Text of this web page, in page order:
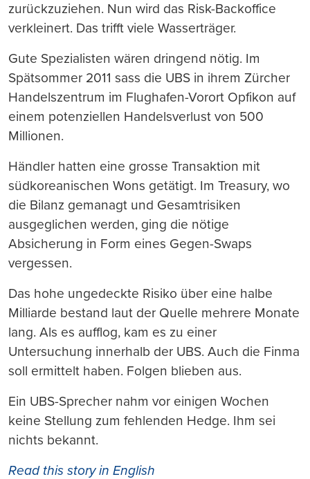
zurückzuziehen. Nun wird das Risk-Backoffice
verkleinert. Das trifft viele Wasserträger.
Gute Spezialisten wären dringend nötig. Im
Spätsommer 2011 sass die UBS in ihrem Zürcher
Handelszentrum im Flughafen-Vorort Opfikon auf
einem potenziellen Handelsverlust von 500
Millionen.
Händler hatten eine grosse Transaktion mit
südkoreanischen Wons getätigt. Im Treasury, wo
die Bilanz gemanagt und Gesamtrisiken
ausgeglichen werden, ging die nötige
Absicherung in Form eines Gegen-Swaps
vergessen.
Das hohe ungedeckte Risiko über eine halbe
Milliarde bestand laut der Quelle mehrere Monate
lang. Als es aufflog, kam es zu einer
Untersuchung innerhalb der UBS. Auch die Finma
soll ermittelt haben. Folgen blieben aus.
Ein UBS-Sprecher nahm vor einigen Wochen
keine Stellung zum fehlenden Hedge. Ihm sei
nichts bekannt.
Read this story in English